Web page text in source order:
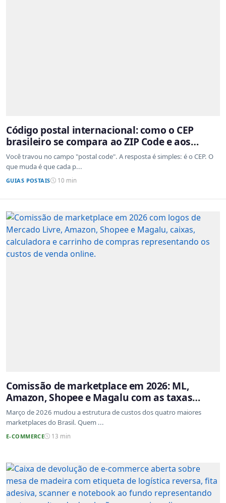
Código postal internacional: como o CEP
brasileiro se compara ao ZIP Code e aos
sistemas de outros países
Você travou no campo "postal code". A resposta é simples: é o CEP. O
que muda é que cada p...
GUIAS POSTAIS 10 min
Comissão de marketplace em 2026: ML,
Amazon, Shopee e Magalu com as taxas
atualizadas
Março de 2026 mudou a estrutura de custos dos quatro maiores
marketplaces do Brasil. Quem ...
E-COMMERCE 13 min